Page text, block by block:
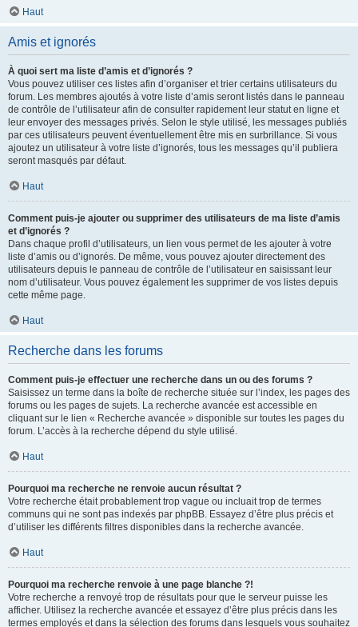
Haut
Amis et ignorés
À quoi sert ma liste d’amis et d’ignorés ?
Vous pouvez utiliser ces listes afin d’organiser et trier certains utilisateurs du
forum. Les membres ajoutés à votre liste d’amis seront listés dans le panneau
de contrôle de l’utilisateur afin de consulter rapidement leur statut en ligne et
leur envoyer des messages privés. Selon le style utilisé, les messages publiés
par ces utilisateurs peuvent éventuellement être mis en surbrillance. Si vous
ajoutez un utilisateur à votre liste d’ignorés, tous les messages qu’il publiera
seront masqués par défaut.
Haut
Comment puis-je ajouter ou supprimer des utilisateurs de ma liste d’amis
et d’ignorés ?
Dans chaque profil d’utilisateurs, un lien vous permet de les ajouter à votre
liste d’amis ou d’ignorés. De même, vous pouvez ajouter directement des
utilisateurs depuis le panneau de contrôle de l’utilisateur en saisissant leur
nom d’utilisateur. Vous pouvez également les supprimer de vos listes depuis
cette même page.
Haut
Recherche dans les forums
Comment puis-je effectuer une recherche dans un ou des forums ?
Saisissez un terme dans la boîte de recherche située sur l’index, les pages des
forums ou les pages de sujets. La recherche avancée est accessible en
cliquant sur le lien « Recherche avancée » disponible sur toutes les pages du
forum. L’accès à la recherche dépend du style utilisé.
Haut
Pourquoi ma recherche ne renvoie aucun résultat ?
Votre recherche était probablement trop vague ou incluait trop de termes
communs qui ne sont pas indexés par phpBB. Essayez d’être plus précis et
d’utiliser les différents filtres disponibles dans la recherche avancée.
Haut
Pourquoi ma recherche renvoie à une page blanche ?!
Votre recherche a renvoyé trop de résultats pour que le serveur puisse les
afficher. Utilisez la recherche avancée et essayez d’être plus précis dans les
termes employés et dans la sélection des forums dans lesquels vous souhaitez